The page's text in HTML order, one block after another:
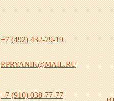
+7 (492) 432-79-19
P.PRYANIK@MAIL.RU
+7 (910) 038-77-77